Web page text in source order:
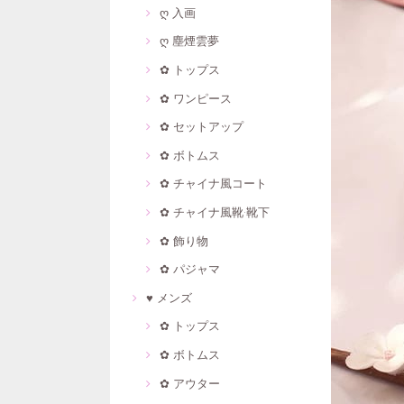
ღ 入画
ღ 塵煙雲夢
✿ トップス
✿ ワンピース
✿ セットアップ
✿ ボトムス
✿ チャイナ風コート
✿ チャイナ風靴·靴下
✿ 飾り物
✿ パジャマ
♥ メンズ
✿ トップス
✿ ボトムス
✿ アウター